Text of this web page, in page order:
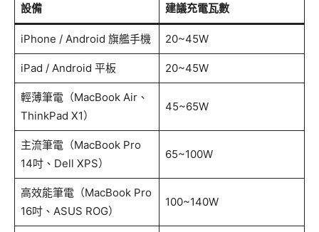
設備 建議充電瓦數
iPhone / Android 旗艦手機 20~45W
iPad / Android 平板 20~45W
輕薄筆電（MacBook Air、
ThinkPad X1）
45~65W
主流筆電（MacBook Pro
14吋、Dell XPS）
65~100W
高效能筆電（MacBook Pro
16吋、ASUS ROG）
100~140W